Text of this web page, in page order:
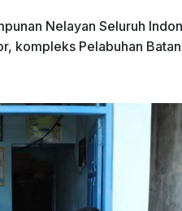
Nelayan Seluruh
kompleks Pelabuhan